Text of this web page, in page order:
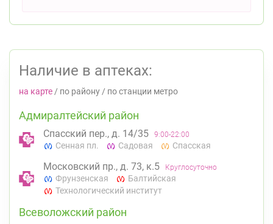
Наличие в аптеках:
на карте / по району / по станции метро
Адмиралтейский район
Спасский пер., д. 14/35 9:00-22:00
Сенная пл. Садовая Спасская
Московский пр., д. 73, к.5 Круглосуточно
Фрунзенская
Балтийская
Технологический институт
Всеволожский район